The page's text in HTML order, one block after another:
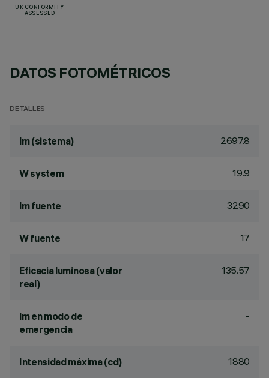
UK CONFORMITY
ASSESSED
DATOS FOTOMÉTRICOS
DETALLES
lm (sistema) 2697.8
W system 19.9
lm fuente 3290
W fuente 17
Eficacia luminosa (valor
real)
135.57
lm en modo de
emergencia
-
Intensidad máxima (cd) 1880